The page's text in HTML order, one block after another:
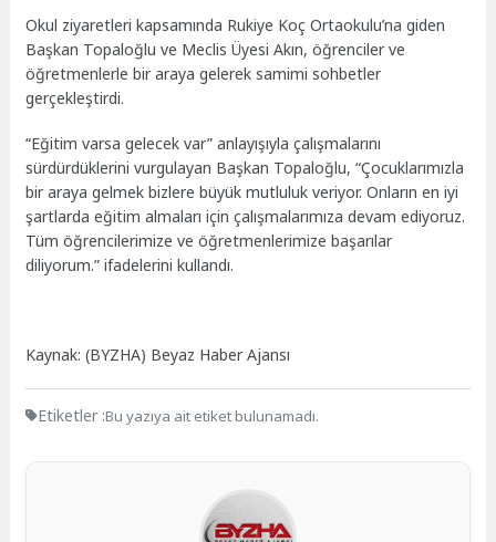
Okul ziyaretleri kapsamında Rukiye Koç Ortaokulu’na giden
Başkan Topaloğlu ve Meclis Üyesi Akın, öğrenciler ve
öğretmenlerle bir araya gelerek samimi sohbetler
gerçekleştirdi.
“Eğitim varsa gelecek var” anlayışıyla çalışmalarını
sürdürdüklerini vurgulayan Başkan Topaloğlu, “Çocuklarımızla
bir araya gelmek bizlere büyük mutluluk veriyor. Onların en iyi
şartlarda eğitim almaları için çalışmalarımıza devam ediyoruz.
Tüm öğrencilerimize ve öğretmenlerimize başarılar
diliyorum.” ifadelerini kullandı.
Kaynak: (BYZHA) Beyaz Haber Ajansı
Etiketler :Bu yazıya ait etiket bulunamadı.